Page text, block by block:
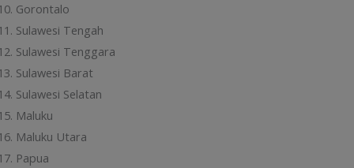
Gorontalo
Sulawesi Tengah
Sulawesi Tenggara
Sulawesi Barat
Sulawesi Selatan
Maluku
Maluku Utara
Papua